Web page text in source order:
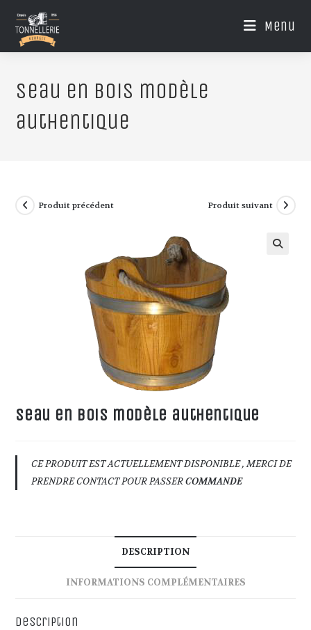
Menu
seau en bois modèle
authentique
Produit précédent Produit suivant
seau en bois modèle authentique
CE PRODUIT EST ACTUELLEMENT DISPONIBLE , MERCI DE
PRENDRE CONTACT POUR PASSERCOMMANDE
DESCRIPTION
INFORMATIONS COMPLÉMENTAIRES
Description